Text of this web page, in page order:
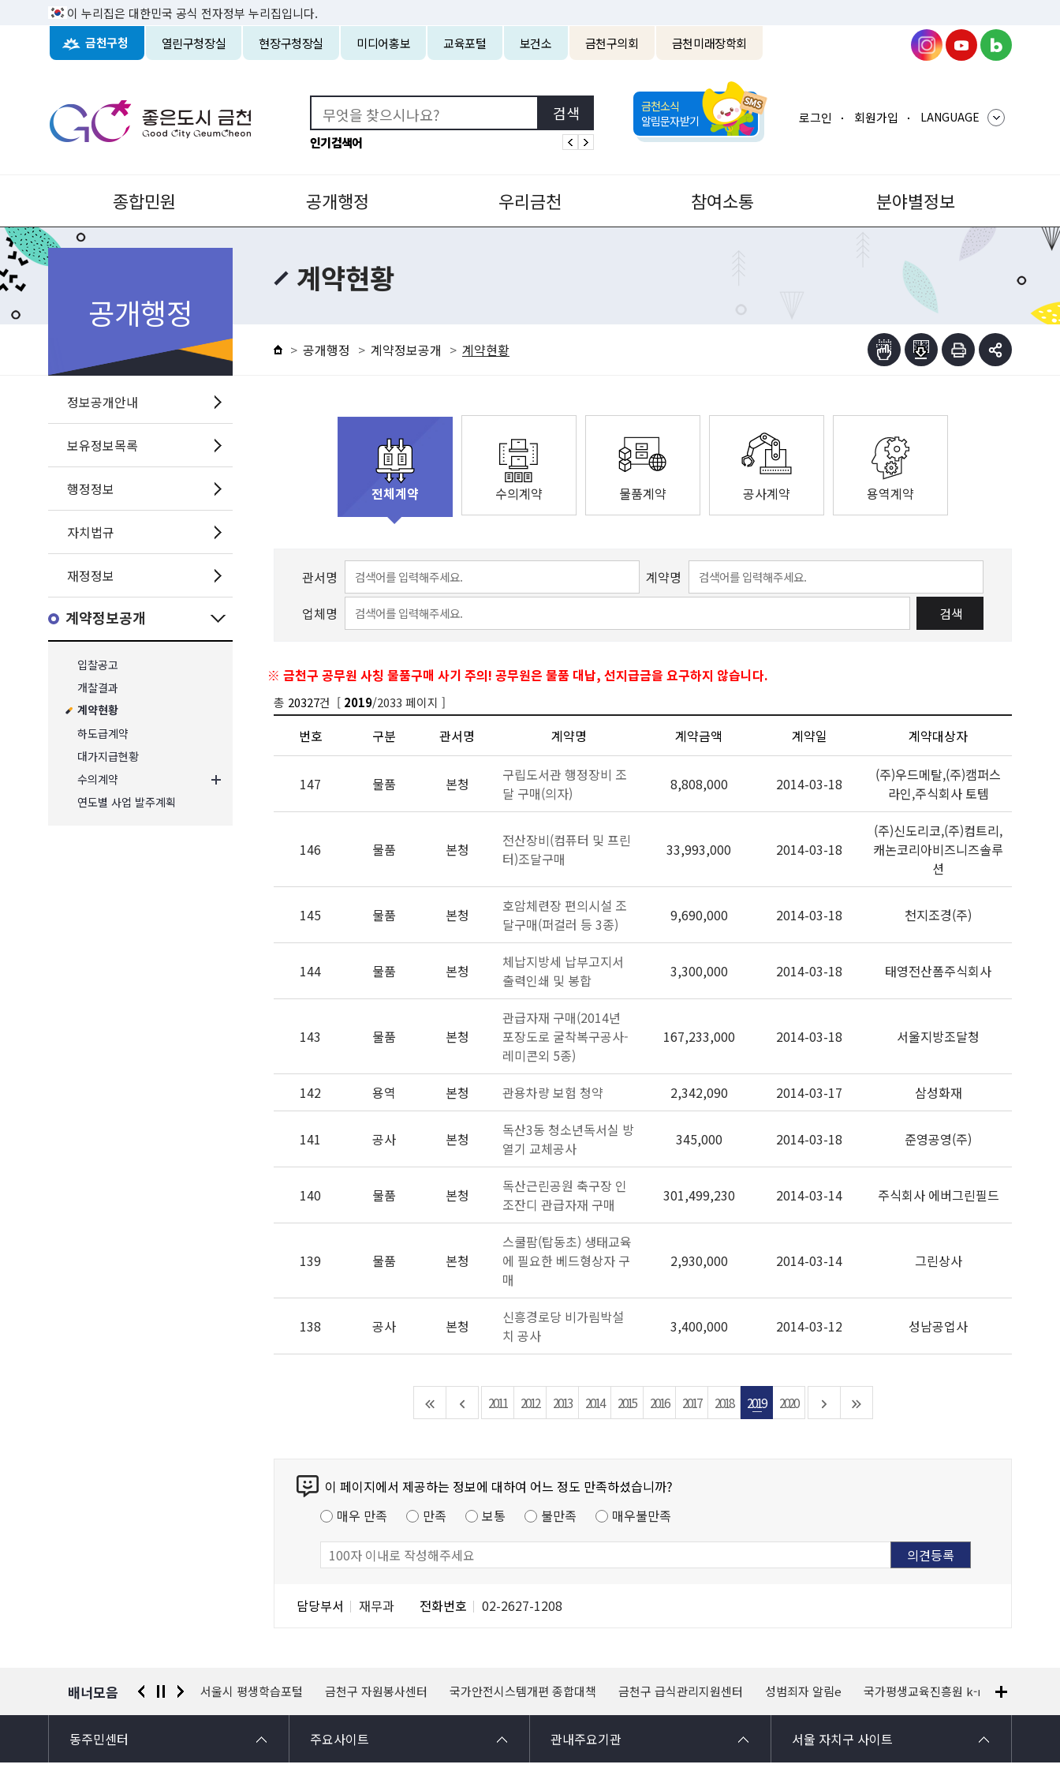
이 누리집은 대한민국 공식 전자정부 누리집입니다.
금천구청 열린구청장실 현장구청장실 미디어홍보 교육포털 보건소 금천구의회 금천미래장학회
인기검색어
금천소식
알림문자받기
로그인 회원가입 LANGUAGE
종합민원 공개행정 우리금천 참여소통 분야별정보
공개행정
정보공개안내
보유정보목록
행정정보
자치법규
재정정보
계약정보공개
입찰공고
개찰결과
계약현황
하도급계약
대가지급현황
수의계약
연도별 사업 발주계획
계약현황
공개행정 계약정보공개 계약현황
전체계약 수의계약 물품계약 공사계약 용역계약
관서명
계약명
업체명
검색
※ 금천구 공무원 사칭 물품구매 사기 주의! 공무원은 물품 대납, 선지급금을 요구하지 않습니다.
총 20327건 [ 2019/2033 페이지 ]
번호 구분 관서명 계약명 계약금액 계약일 계약대상자
147 물품 본청
구립도서관 행정장비 조
달 구매(의자)
8,808,000 2014-03-18
(주)우드메탈,(주)캠퍼스
라인,주식회사 토템
146 물품 본청
전산장비(컴퓨터 및 프린
터)조달구매
33,993,000 2014-03-18
(주)신도리코,(주)컴트리,
캐논코리아비즈니즈솔루
션
145 물품 본청
호암체련장 편의시설 조
달구매(퍼걸러 등 3종)
9,690,000 2014-03-18 천지조경(주)
144 물품 본청
체납지방세 납부고지서
출력인쇄 및 봉합
3,300,000 2014-03-18 태영전산폼주식회사
143 물품 본청
관급자재 구매(2014년
포장도로 굴착복구공사-
레미콘외 5종)
167,233,000 2014-03-18 서울지방조달청
142 용역 본청 관용차량 보험 청약 2,342,090 2014-03-17 삼성화재
141 공사 본청
독산3동 청소년독서실 방
열기 교체공사
345,000 2014-03-18 준영공영(주)
140 물품 본청
독산근린공원 축구장 인
조잔디 관급자재 구매
301,499,230 2014-03-14 주식회사 에버그린필드
139 물품 본청
스쿨팜(탑동초) 생태교육
에 필요한 베드형상자 구
매
2,930,000 2014-03-14 그린상사
138 공사 본청
신흥경로당 비가림박설
치 공사
3,400,000 2014-03-12 성남공업사
2011 2012 2013 2014 2015 2016 2017 2018 2019 2020
이 페이지에서 제공하는 정보에 대하여 어느 정도 만족하셨습니까?
매우 만족
만족 보통 불만족 매우불만족
담당부서 재무과 전화번호 02-2627-1208
배너모음
경찰청 유실물 통합포털 서울시 평생학습포털 금천구 자원봉사센터 국가안전시스템개편 종합대책 금천구 급식관리지원센터 성범죄자 알림e 국가평생교육진흥원 k-mooc
동주민센터 주요사이트 관내주요기관 서울 자치구 사이트